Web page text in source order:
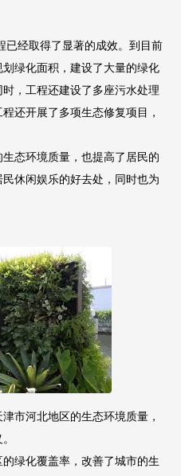
已经取得了显著的成效。到目前
绿化面积，建设了大量的绿化
，工程还建设了多座污水处理
还开展了多项生态修复项目，
态环境质量，也提高了居民的
休闲娱乐的好去处，同时也为
市河北地区的生态环境质量，
绿化覆盖率，改善了城市的生